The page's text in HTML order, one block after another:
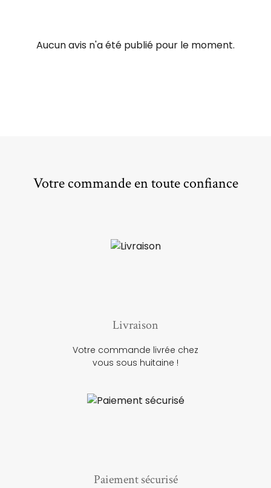
Aucun avis n'a été publié pour le moment.
Votre commande en toute confiance
Livraison
Votre commande livrée chez
vous sous huitaine !
Paiement sécurisé